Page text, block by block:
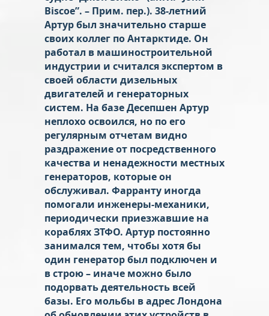
Biscoe”. – Прим. пер.). 38-летний
Артур был значительно старше
своих коллег по Антарктиде. Он
работал в машиностроительной
индустрии и считался экспертом в
своей области дизельных
двигателей и генераторных
систем. На базе Десепшен Артур
неплохо освоился, но по его
регулярным отчетам видно
раздражение от посредственного
качества и ненадежности местных
генераторов, которые он
обслуживал. Фарранту иногда
помогали инженеры-механики,
периодически приезжавшие на
кораблях ЗТФО. Артур постоянно
занимался тем, чтобы хотя бы
один генератор был подключен и
в строю – иначе можно было
подорвать деятельность всей
базы. Его мольбы в адрес Лондона